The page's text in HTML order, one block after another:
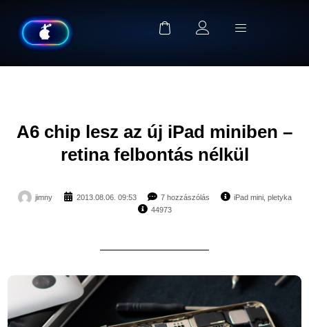
A6 chip lesz az új iPad miniben –
retina felbontás nélkül
jimny 2013.08.06. 09:53 7 hozzászólás iPad mini, pletyka
44973